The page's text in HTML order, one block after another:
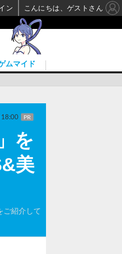
ムマイド
を
美
ご紹介して
PR
ン こんにちは、ゲストさん